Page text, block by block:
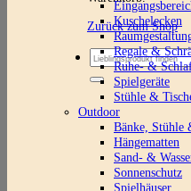
Zurück zum Shop
Suchen
nach:
Kuschelecken
Regale &
Ruhe- &
Spielgeräte
Stühle &
Outdoor
Bänke, Stühle
Hängematten
Sand- &
Sonnenschutz
Spielhäuser